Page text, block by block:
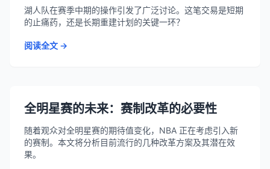
湖人队在赛季中期的操作引发了广泛讨论。这笔交易是短期
的止痛药，还是长期重建计划的关键一环？
阅读全文 →
全明星赛的未来：赛制改革的必要性
随着观众对全明星赛的期待值变化，NBA 正在考虑引入新
的赛制。本文将分析目前流行的几种改革方案及其潜在效
果。